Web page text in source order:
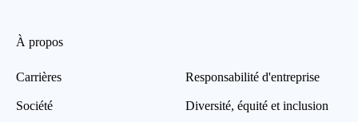
À propos
Carrières
Société
Responsabilité d'entreprise
Diversité, équité et inclusion